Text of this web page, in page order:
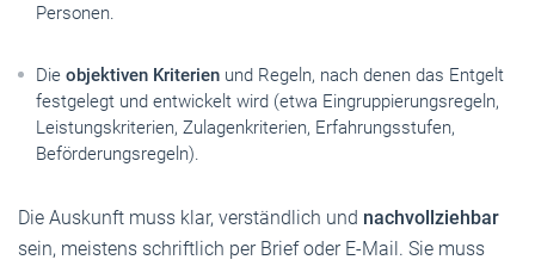
Personen.
Die objektiven Kriterien und Regeln, nach denen das Entgelt
festgelegt und entwickelt wird (etwa Eingruppierungsregeln,
Leistungskriterien, Zulagenkriterien, Erfahrungsstufen,
Beförderungsregeln).
Die Auskunft muss klar, verständlich und nachvollziehbar
sein, meistens schriftlich per Brief oder E-Mail. Sie muss